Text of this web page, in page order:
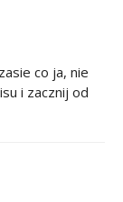
co ja, nie
i zacznij od